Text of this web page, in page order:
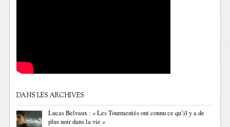
DANS LES ARCHIVES
Lucas Belvaux : « Les Tourmentés ont connu ce qu’il y a de
plus noir dans la vie »